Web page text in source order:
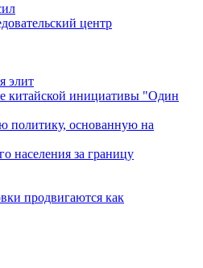
центр
элит
китайской инициативы "Один
политику, основанную на
населения за границу
продвигаются как